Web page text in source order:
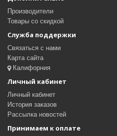
Производители
Товары со скидкой
Служба поддержки
Связаться с нами
Карта сайта
Калифорния
Личный кабинет
Личный кабинет
История заказов
Рассылка новостей
Принимаем к оплате